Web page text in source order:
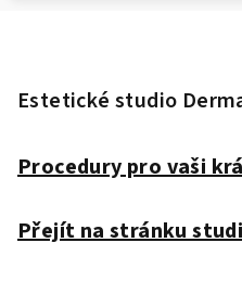
Estetické studio
Procedury pro vaši
Přejít na stránku